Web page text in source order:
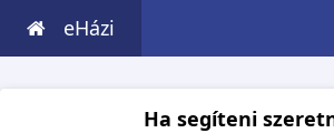
eHázi
Ha segíteni